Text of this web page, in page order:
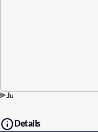
Details